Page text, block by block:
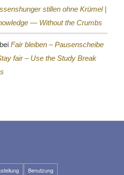
stillen ohne Krümel |
— Without the Crumbs
Fair bleiben – Pausenscheibe
fair – Use the Study Break
Benutzung